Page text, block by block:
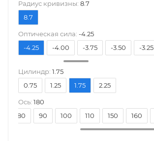
Pадиус кривизны: 8.7
8.7
Оптическая сила: -4.25
-4.25 -4.00 -3.75 -3.50 -3.25
Цилиндр: 1.75
0.75
1.25 1.75 2.25
Ось: 180
80 90 100 110 150 160